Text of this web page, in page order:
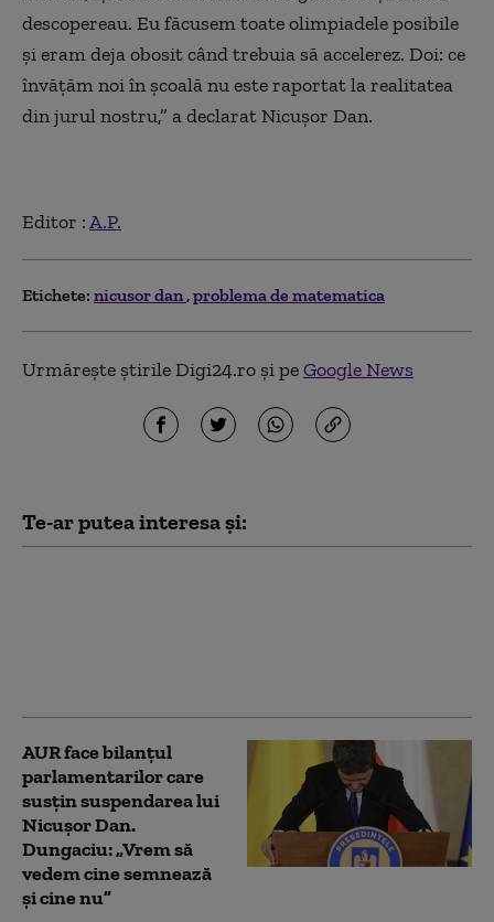
descopereau. Eu făcusem toate olimpiadele posibile
și eram deja obosit când trebuia să accelerez. Doi: ce
învățăm noi în școală nu este raportat la realitatea
din jurul nostru,” a declarat Nicușor Dan.
Editor :A.P.
Etichete: nicusor dan problema de matematica
Urmărește știrile Digi24.ro și peGoogle News
Te-ar putea interesa și:
AUR face bilanțul
parlamentarilor care
susțin suspendarea lui
Nicușor Dan.
Dungaciu: „Vrem să
vedem cine semnează
și cine nu”